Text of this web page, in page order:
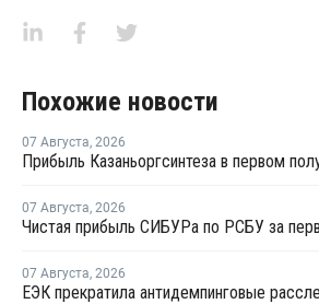
Похожие новости
07 Августа, 2026
07 Августа, 2026
07 Августа, 2026